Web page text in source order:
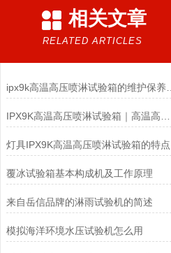
相关文章
RELATED ARTICLES
ipx9k高温高压喷淋试验箱的维护保养你了解多少？
灯具IPX9K高温高压喷淋试验箱的特点
覆冰试验箱基本构成机及工作原理
来自岳信品牌的淋雨试验机的简述
模拟海洋环境水压试验机怎么用